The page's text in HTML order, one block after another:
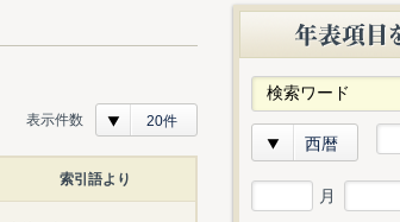
表示件数 20件
索引語より
西暦
月